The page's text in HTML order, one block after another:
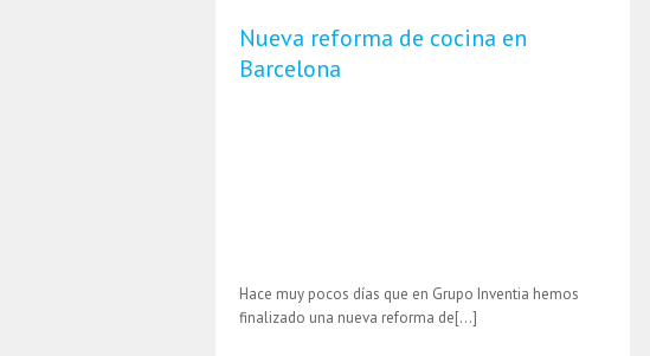
Nueva reforma de cocina en
Barcelona
Hace muy pocos días que en Grupo Inventia hemos
finalizado una nueva reforma de[…]